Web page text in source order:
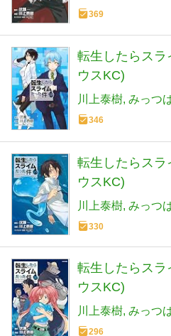
369
転生したらスラ
ウスKC)
川上泰樹 みっつ
346
転生したらスラ
ウスKC)
川上泰樹 みっつ
330
転生したらスラ
ウスKC)
川上泰樹 みっつ
296